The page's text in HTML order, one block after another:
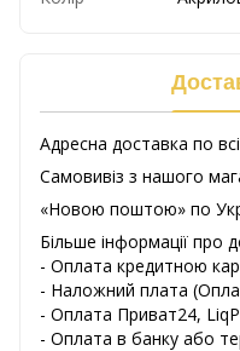
Адресна доставка по
Самовивіз з нашого
«Новою поштою» по
Більше інформації про
- Оплата кредитною
- Наложний плата (
- Оплата Приват24,
- Оплата в банку або